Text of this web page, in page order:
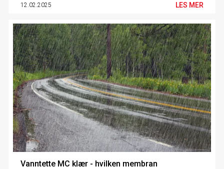
12.02.2025 LES MER
Vanntette MC klær - hvilken membran